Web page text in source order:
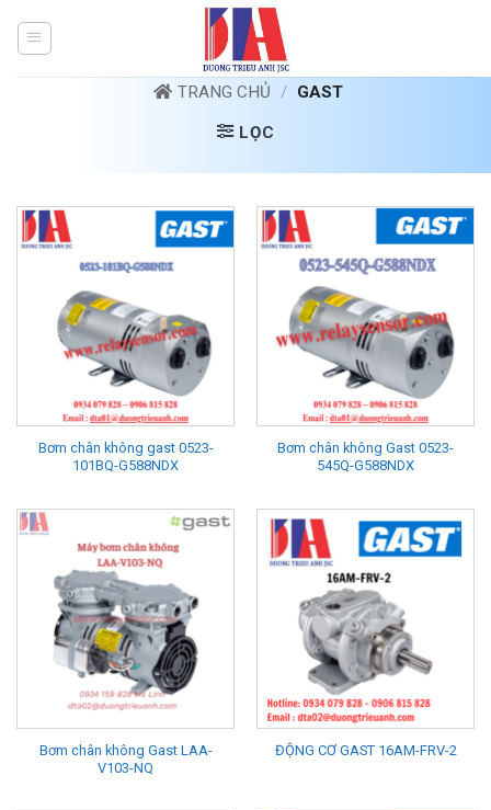
TRANG CHỦ / GAST
LỌC
Bơm chân không gast 0523-
101BQ-G588NDX
Bơm chân không Gast 0523-
545Q-G588NDX
Bơm chân không Gast LAA-
V103-NQ
ĐỘNG CƠ GAST 16AM-FRV-2